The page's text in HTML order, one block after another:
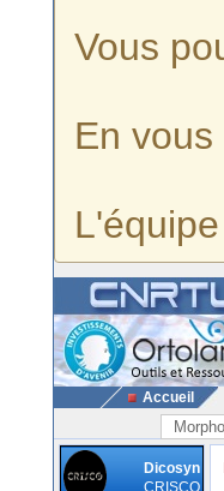
Vous
En
Accueil
Dicosyn
CRISCO